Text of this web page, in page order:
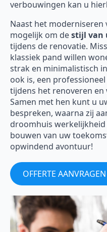
verbouwingen kan u
Naast het moderniseren
mogelijk om destijl van
tijdens de renovatie.
klassiek pand willen
strak en minimalistisch
ook is, een
tijdens het renoveren
Samen met hen kunt u
bespreken, waarna zij
droomhuis
bouwen van uw
opwindend avontuur!
OFFERTE AANVRAGEN